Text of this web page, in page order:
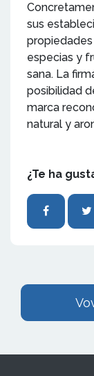
sus
especias y
sana. La
posibilidad
marca
natural y
¿Te ha